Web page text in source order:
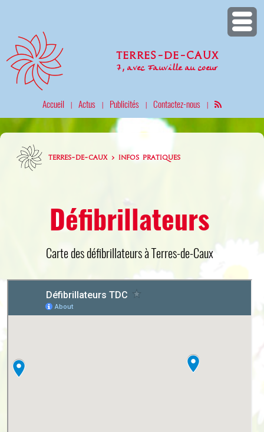
Terres-de-Caux
7, avec Fauville au coeur
Accueil | Actus | Publicités | Contactez-nous |
TERRES-DE-CAUX > INFOS PRATIQUES
Défibrillateurs
Carte des défibrillateurs à Terres-de-Caux